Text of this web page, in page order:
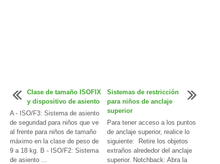
Clase de tamaño ISOFIX
y dispositivo de asiento
A - ISO/F3: Sistema de asiento
de seguridad para niños que ve
al frente para niños de tamaño
máximo en la clase de peso de
9 a 18 kg. B - ISO/F2: Sistema
de asiento ...
Sistemas de restricción
para niños de anclaje
superior
Para tener acceso a los puntos
de anclaje superior, realice lo
siguiente: Retire los objetos
extraños alrededor del anclaje
superior. Notchback: Abra la